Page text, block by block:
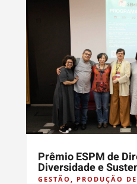
Prêmio ESPM de
Diversidade e
GESTÃO PRODUÇÃO